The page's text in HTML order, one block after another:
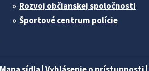
Rozvoj občianskej spoločnosti
Športové centrum polície